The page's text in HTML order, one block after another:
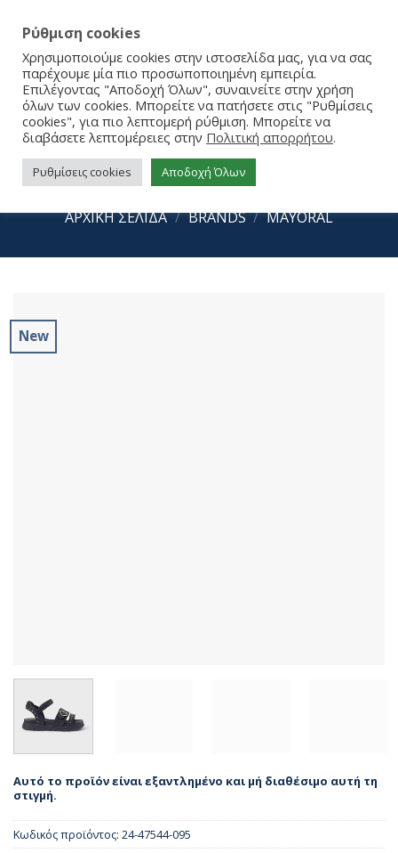
Mayoral Σανδάλια 24-47544-095
ΑΡΧΙΚΉ ΣΕΛΊΔΑ / BRANDS / MAYORAL
New
Αυτό το προϊόν είναι εξαντλημένο και μή διαθέσιμο αυτή τη
στιγμή.
Κωδικός προϊόντος: 24-47544-095
Ρύθμιση cookies
Χρησιμοποιούμε cookies στην ιστοσελίδα μας, για να σας
παρέχουμε μία πιο προσωποποιημένη εμπειρία.
Επιλέγοντας "Αποδοχή Όλων", συναινείτε στην χρήση
όλων των cookies. Μπορείτε να πατήσετε στις "Ρυθμίσεις
cookies", για πιο λεπτομερή ρύθμιση. Μπορείτε να
διαβάσετε λεπτομέρειες στην Πολιτική απορρήτου.
Ρυθμίσεις cookies Αποδοχή Όλων